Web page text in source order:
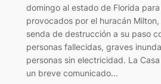
domingo al estado de Florida
provocados por el huracán
senda de destrucción a su paso
personas fallecidas, graves
personas sin electricidad. La
un breve comunicado…